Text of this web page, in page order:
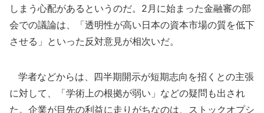
しまう心配があるというのだ。2月に始まった金融審の部
会での議論は、「透明性が高い日本の資本市場の質を低下
させる」といった反対意見が相次いだ。
学者などからは、四半期開示が短期志向を招くとの主張
に対して、「学術上の根拠が弱い」などの疑問も出され
た。企業が目先の利益に走りがちなのは、ストックオプシ